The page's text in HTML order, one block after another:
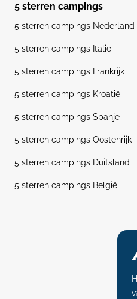
5 sterren campings
5 sterren campings Nederland
5 sterren campings Italië
5 sterren campings Frankrijk
5 sterren campings Kroatië
5 sterren campings Spanje
5 sterren campings Oostenrijk
5 sterren campings Duitsland
5 sterren campings België